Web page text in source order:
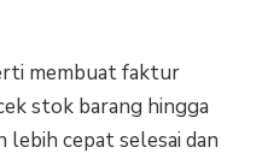
membuat faktur
stok barang hingga
lebih cepat selesai dan